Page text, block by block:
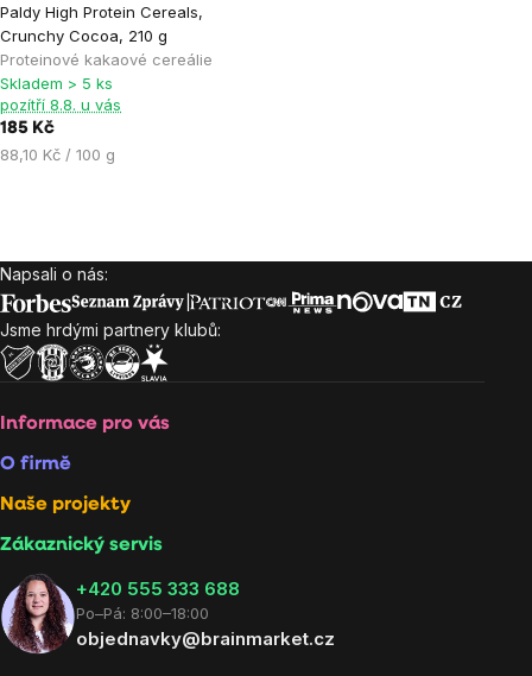
Paldy High Protein Cereals,
Crunchy Cocoa, 210 g
Proteinové kakaové cereálie
hodnocení
produktu
je
5,0
z
5
Skladem > 5 ks
pozítří 8.8. u vás
185 Kč
Měrná
88,10 Kč / 100 g
prvky
výpisu
Zápatí
Napsali o nás:
Jsme hrdými partnery klubů:
Informace pro vás
O firmě
Naše projekty
Zákaznický servis
‭+420 555 333 688
Po–Pá: 8:00–18:00
objednavky@brainmarket.cz